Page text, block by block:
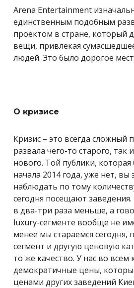
Arena Entertainment
единственным подобным
проектом в стране, который
вещи, привлекая
людей. Это было дорогое
О кризисе
Кризис – это всегда сложный
развала чего-то старого, так
нового. Той публики,
начала 2014 года, уже нет, вы
наблюдать по тому
сегодня посещают заведения.
в два-три раза меньше, а
luxury-сегменте вообще не
менее мы стараемся сегодня,
сегмент и другую ценовую
то же качество. У нас во всем
демократичные цены,
ценами других заведений